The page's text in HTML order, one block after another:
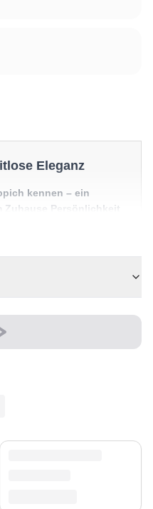
Eleganz
kennen – ein
Zuhause Persönlichkeit
Herzstück für
Eleganz